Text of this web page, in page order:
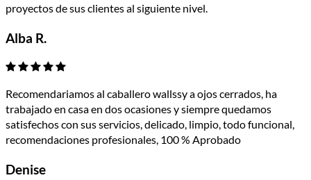
proyectos de sus clientes al siguiente nivel.
Alba R.
Recomendariamos al caballero wallssy a ojos cerrados, ha
trabajado en casa en dos ocasiones y siempre quedamos
satisfechos con sus servicios, delicado, limpio, todo funcional,
recomendaciones profesionales, 100 % Aprobado
Denise